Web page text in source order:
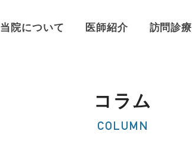
当院について 医師紹介 訪問診療
コラム
COLUMN